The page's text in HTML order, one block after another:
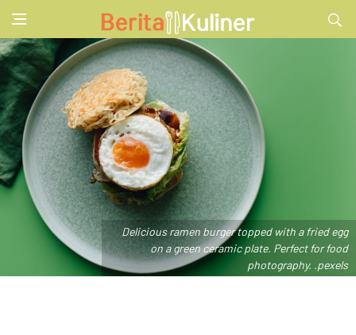
Delicious ramen burger topped with a fried egg
on a green ceramic plate. Perfect for food
photography. .pexels